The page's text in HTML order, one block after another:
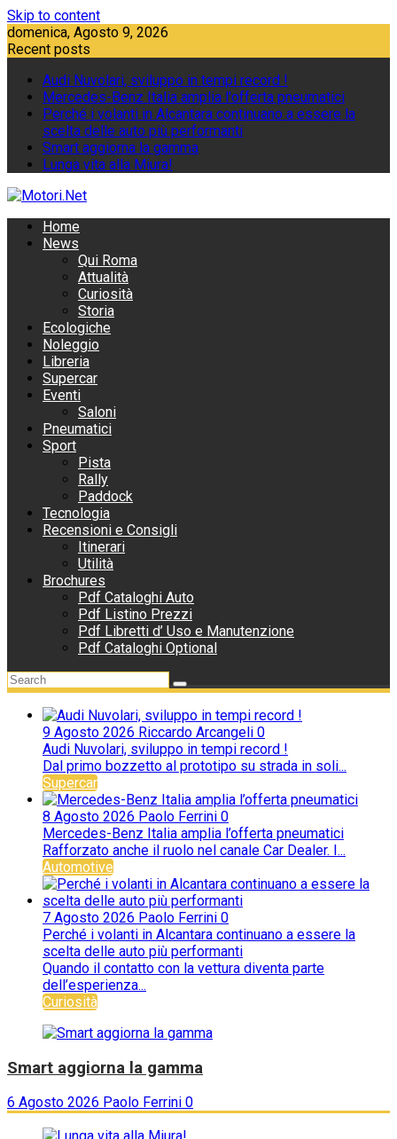
Skip to content
domenica, Agosto 9, 2026
Recent posts
Audi Nuvolari, sviluppo in tempi record !
Mercedes-Benz Italia amplia l'offerta pneumatici
Perché i volanti in Alcantara continuano a essere la
scelta delle auto più performanti
Smart aggiorna la gamma
Lunga vita alla Miura!
Home
News
Qui Roma
Attualità
Curiosità
Storia
Ecologiche
Noleggio
Libreria
Supercar
Eventi
Saloni
Pneumatici
Sport
Pista
Rally
Paddock
Tecnologia
Recensioni e Consigli
Itinerari
Utilità
Brochures
Pdf Cataloghi Auto
Pdf Listino Prezzi
Pdf Libretti d’ Uso e Manutenzione
Pdf Cataloghi Optional
9 Agosto 2026 Riccardo Arcangeli 0
Audi Nuvolari, sviluppo in tempi record !
Dal primo bozzetto al prototipo su strada in soli...
Supercar
8 Agosto 2026 Paolo Ferrini 0
Mercedes-Benz Italia amplia l’offerta pneumatici
Rafforzato anche il ruolo nel canale Car Dealer. I...
Automotive
7 Agosto 2026 Paolo Ferrini 0
Perché i volanti in Alcantara continuano a essere la
scelta delle auto più performanti
Quando il contatto con la vettura diventa parte
dell’esperienza...
Curiosità
Smart aggiorna la gamma
6 Agosto 2026 Paolo Ferrini 0